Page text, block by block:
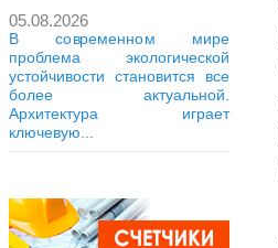
05.08.2026
В современном мире
проблема экологической
устойчивости становится все
более актуальной.
Архитектура играет
ключевую...